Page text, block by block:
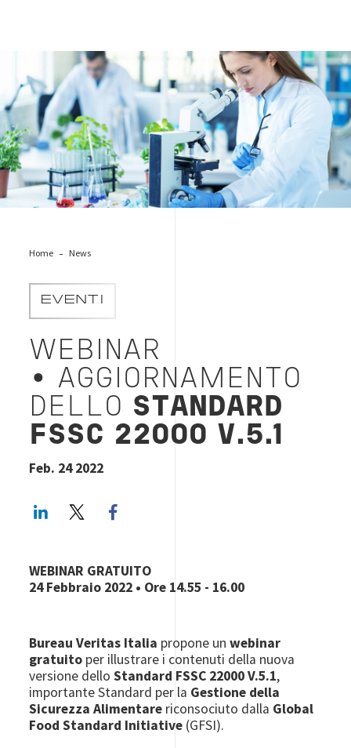
Home News
EVENTI
WEBINAR
• AGGIORNAMENTO
DELLO STANDARD
FSSC 22000 V.5.1
Feb. 24 2022
LinkedInTwitter
WEBINAR GRATUITO
24 Febbraio 2022 • Ore 14.55 - 16.00
Bureau Veritas Italia propone unwebinar
gratuito per illustrare i contenuti della nuova
versione delloStandard FSSC 22000 V.5.1,
importante Standard per la Gestione della
Sicurezza Alimentare riconsociuto dalla Global
Food Standard Initiative (GFSI).